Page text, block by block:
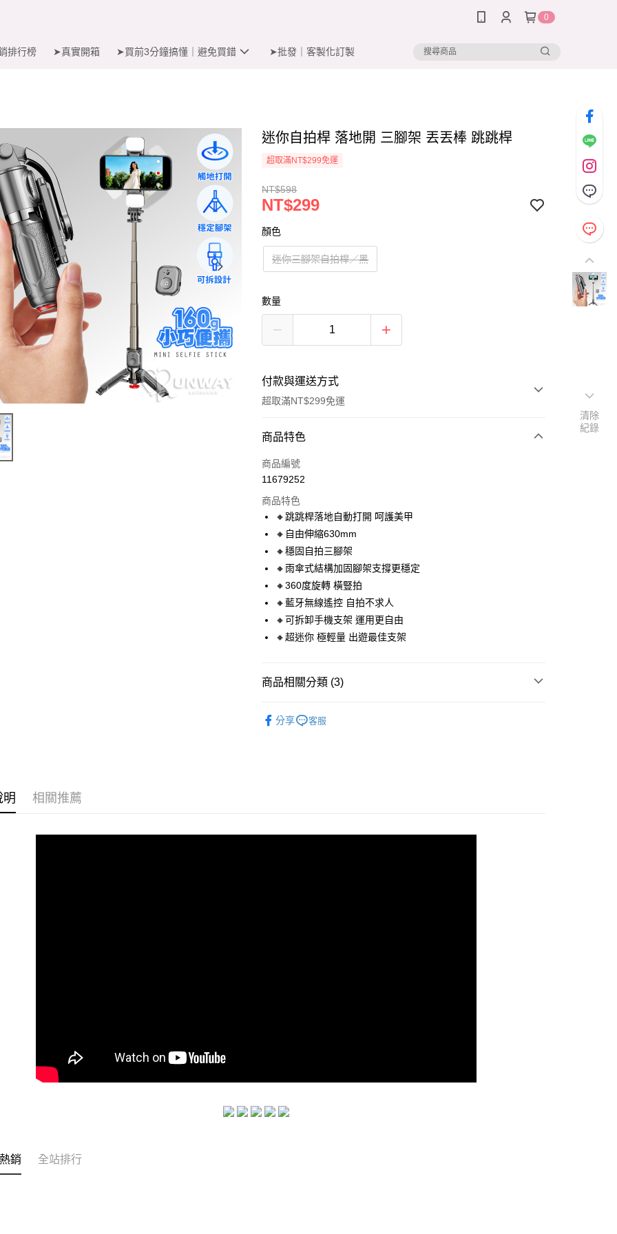
0
排行榜 ➤真實開箱 ➤買前3分鐘搞懂｜避免買錯 ➤批發｜客製化訂製
迷你自拍桿 落地開 三腳架 丟丟棒 跳跳桿
超取滿NT$299免運
NT$598
NT$299
顏色
迷你三腳架自拍桿／黑
數量
付款與運送方式
超取滿NT$299免運
付款方式
信用卡一次付款
LINE Pay
Apple Pay
街口支付
悠遊付
ATM付款
全家付款取貨
付款後全家取貨
每筆NT$60，滿NT$299(含以上)免運費
商品特色
商品編號
11679252
商品特色
🔸跳跳桿落地自動打開 呵護美甲
🔸自由伸縮630mm
🔸穩固自拍三腳架
🔸雨傘式結構加固腳架支撐更穩定
🔸360度旋轉 橫豎拍
🔸藍牙無線遙控 自拍不求人
🔸可拆卸手機支架 運用更自由
🔸超迷你 極輕量 出遊最佳支架
商品相關分類 (3)
分享 客服
明 相關推薦
銷 全站排行
清除
紀錄